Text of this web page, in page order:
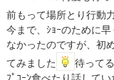
前もって場所とり行動
今まで、ｼｮｰのために
なかったのですが、初
てみました
待って